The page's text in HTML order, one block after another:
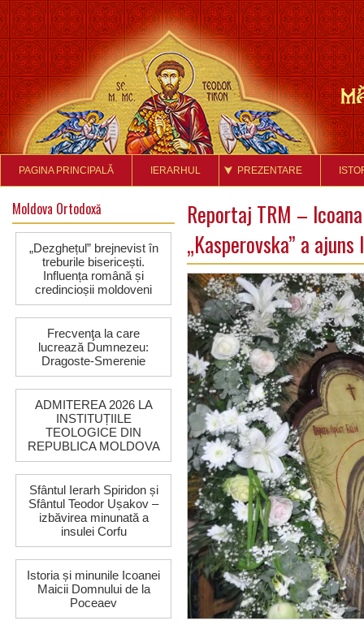
PAGINA PRINCIPALĂ IERARHUL PREZENTARE
Moldova Ortodoxă
„Dezghețul” brejnevist în
treburile bisericești.
Influența română și
credincioșii moldoveni
Frecvenţa la care
lucrează Dumnezeu:
Dragoste-Smerenie
ADMITEREA 2026 LA
INSTITUȚIILE
TEOLOGICE DIN
REPUBLICA MOLDOVA
Sfântul Ierarh Spiridon și
Sfântul Teodor Ușakov –
izbăvirea minunată a
insulei Corfu
Istoria și minunile Icoanei
Maicii Domnului de la
Poceaev
Reportaj TRM –
„Kasperovska” a